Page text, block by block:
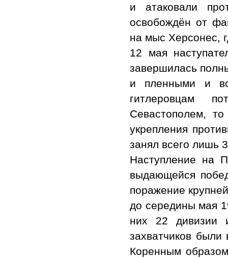
и атаковали
освобождён от
на мыс Херсонес,
12 мая
завершилась
и пленными и
гитлеровцам
Севастополем,
укрепления
занял всего лишь
Наступление на
выдающейся
поражение
до середины мая
них 22 дивизии
захватчиков
Коренным